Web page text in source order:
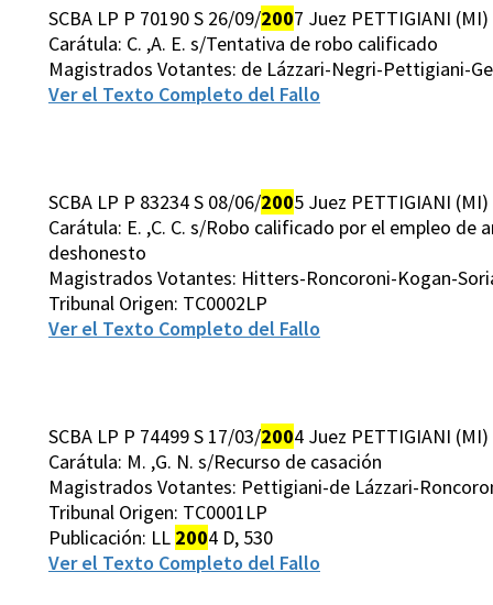
SCBA LP P 70190 S 26/09/2007 Juez PETTIGIANI (MI)
Carátula: C. ,A. E. s/Tentativa de robo calificado
Magistrados Votantes: de Lázzari-Negri-Pettigiani-
Ver el Texto Completo del Fallo
SCBA LP P 83234 S 08/06/2005 Juez PETTIGIANI (MI)
Carátula: E. ,C. C. s/Robo calificado por el empleo
deshonesto
Magistrados Votantes: Hitters-Roncoroni-Kogan-
Tribunal Origen: TC0002LP
Ver el Texto Completo del Fallo
SCBA LP P 74499 S 17/03/2004 Juez PETTIGIANI (MI)
Carátula: M. ,G. N. s/Recurso de casación
Magistrados Votantes: Pettigiani-de Lázzari-
Tribunal Origen: TC0001LP
Publicación: LL 2004 D, 530
Ver el Texto Completo del Fallo